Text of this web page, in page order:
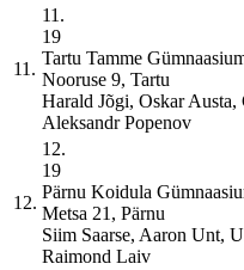
11.
11.
19
Tartu Tamme
Nooruse 9, Tartu
Harald Jõgi, Oskar Austa,
Aleksandr Popenov
12.
12.
19
Pärnu Koidula
Metsa 21, Pärnu
Siim Saarse, Aaron Unt,
Raimond Laiv